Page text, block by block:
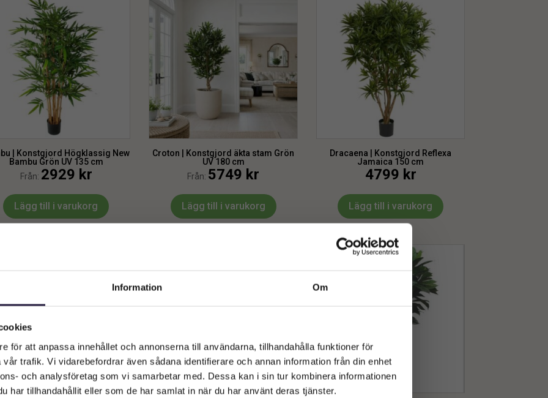
Information Om
för att anpassa innehållet och annonserna till användarna, tillhandahålla funktioner för
trafik. Vi vidarebefordrar även sådana identifierare och annan information från din enhet
och analysföretag som vi samarbetar med. Dessa kan i sin tur kombinera informationen
har tillhandahållit eller som de har samlat in när du har använt deras tjänster.
| Konstgjord Högklassig New
Bambu Grön UV 135 cm
Från: 2929 kr
Lägg till i varukorg
Croton | Konstgjord äkta stam Grön
UV 180 cm
Från: 5749 kr
Lägg till i varukorg
Dracaena | Konstgjord Reflexa
Jamaica 150 cm
4799 kr
Lägg till i varukorg
Välkommen till Webflower
Vilken typ av kund är du? Du kan alltid justera ditt val längst upp
Företagskund (exkl. moms)